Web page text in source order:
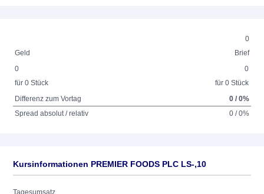
0
Geld
Brief
0
für 0 Stück
0
für 0 Stück
Differenz zum Vortag
0 / 0%
Spread absolut / relativ
0 / 0%
Kursinformationen PREMIER FOODS PLC LS-,10
Tagesumsatz